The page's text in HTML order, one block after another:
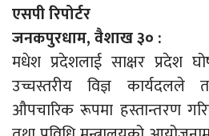
एसपी रिपोर्टर
जनकपुरधाम, वैशाख ३० :
मधेश प्रदेशलाई साक्षर प्रदेश
उच्चस्तरीय विज्ञ कार्यदलले
औपचारिक रूपमा हस्तान्तरण